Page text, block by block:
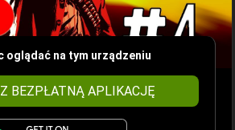
oglądać na tym urządzeniu
BEZPŁATNĄ APLIKACJĘ